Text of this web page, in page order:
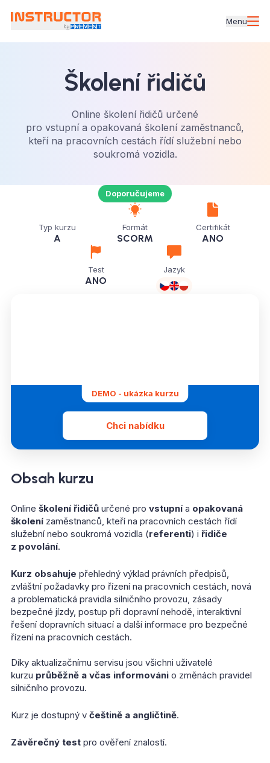
Menu
Školení řidičů
Online školení řidičů určené
pro vstupní a opakovaná školení zaměstnanců,
kteří na pracovních cestách řídí služební nebo
soukromá vozidla.
Doporučujeme
Typ kurzu
A
Formát
SCORM
Certifikát
ANO
Test
ANO
Jazyk
DEMO - ukázka kurzu
Chci nabídku
Obsah kurzu
Online školení řidičů určené pro vstupní a opakovaná
školení zaměstnanců, kteří na pracovních cestách řídí
služební nebo soukromá vozidla (referenti) i řidiče
z povolání.
Kurz obsahuje přehledný výklad právních předpisů,
zvláštní požadavky pro řízení na pracovních cestách, nová
a problematická pravidla silničního provozu, zásady
bezpečné jízdy, postup při dopravní nehodě, interaktivní
řešení dopravních situací a další informace pro bezpečné
řízení na pracovních cestách.
Díky aktualizačnímu servisu jsou všichni uživatelé
kurzu průběžně a včas informováni o změnách pravidel
silničního provozu.
Kurz je dostupný v češtině a angličtině.
Závěrečný test pro ověření znalostí.